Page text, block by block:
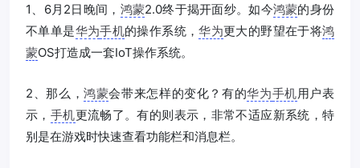
1、6月2日晚间， 鸿蒙2.0终于揭开面纱。如今鸿蒙的身份
不单单是华为手机的操作系统，华为更大的野望在于将鸿
蒙OS打造成一套IoT操作系统。
2、那么，鸿蒙会带来怎样的变化？有的华为手机用户表
示， 手机更流畅了。有的则表示，非常不适应新系统，特
别是在游戏时快速查看功能栏和消息栏。